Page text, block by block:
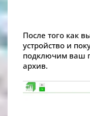
После того как
устройство и
подключим ваш
архив.